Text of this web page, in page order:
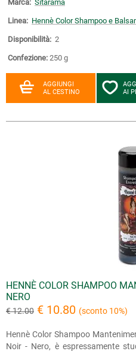
Marca: Sitarama
Linea: Hennè Color Shampoo e
Disponibilità: 2
Confezione: 250 g
AGGIUNGI
AL CESTINO
AI
HENNÈ COLOR SHAMPOO
NERO
€ 12.00 € 10.80 (sconto 10%)
Hennè Color Shampoo
Noir - Nero, è espressamente